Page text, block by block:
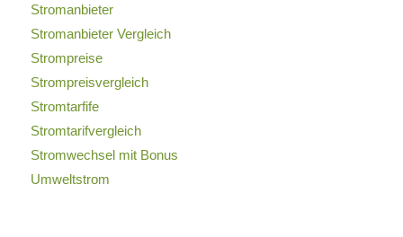
Stromanbieter
Stromanbieter Vergleich
Strompreise
Strompreisvergleich
Stromtarfife
Stromtarifvergleich
Stromwechsel mit Bonus
Umweltstrom